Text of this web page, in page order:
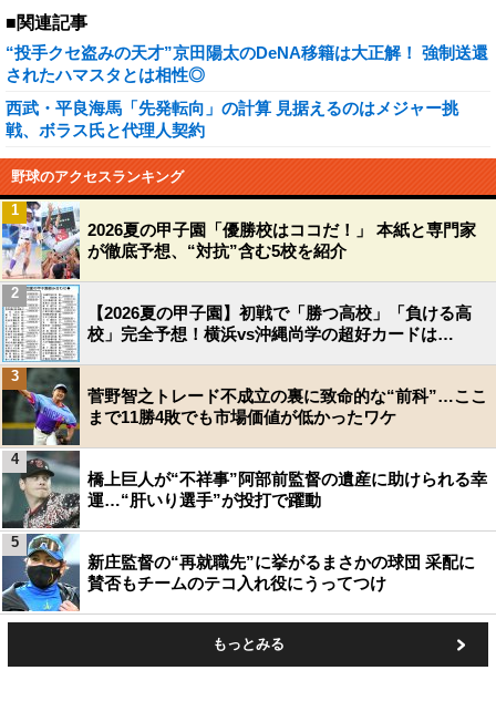
■関連記事
“投手クセ盗みの天才”京田陽太のDeNA移籍は大正解！ 強制送還
されたハマスタとは相性◎
西武・平良海馬「先発転向」の計算 見据えるのはメジャー挑
戦、ボラス氏と代理人契約
野球のアクセスランキング
2026夏の甲子園「優勝校はココだ！」 本紙と専門家
が徹底予想、“対抗”含む5校を紹介
1
【2026夏の甲子園】初戦で「勝つ高校」「負ける高
校」完全予想！横浜vs沖縄尚学の超好カードは…
2
菅野智之トレード不成立の裏に致命的な“前科”…ここ
まで11勝4敗でも市場価値が低かったワケ
3
橋上巨人が“不祥事”阿部前監督の遺産に助けられる幸
運…“肝いり選手”が投打で躍動
4
新庄監督の“再就職先”に挙がるまさかの球団 采配に
賛否もチームのテコ入れ役にうってつけ
5
もっとみる